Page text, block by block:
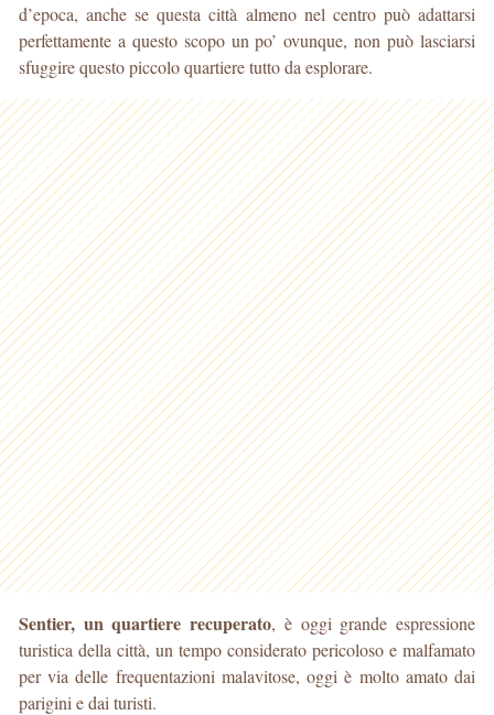
d’epoca, anche se questa città almeno nel centropuò adattarsi
perfettamente a questo scopo un po’ ovunque, non può lasciarsi
sfuggire questo piccolo quartiere tutto da esplorare.
Sentier, un quartiere recuperato, è oggi grande espressione
turistica della città, un tempo considerato pericoloso e malfamato
per via delle frequentazioni malavitose, oggi è molto amato dai
parigini e dai turisti.